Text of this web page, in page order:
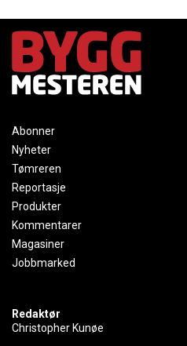
Abonner
Nyheter
Tømreren
Reportasje
Produkter
Kommentarer
Magasiner
Jobbmarked
Redaktør
Christopher Kunøe